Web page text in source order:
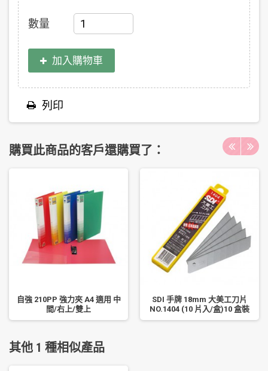
數量
加入購物車
列印
購買此商品的客戶還購買了：
自強 210PP 強力夾 A4 適用 中
間/右上/雙上
SDI 手牌 18mm 大美工刀片
NO.1404 (10 片入/盒)10 盒裝
其他 1 種相似產品